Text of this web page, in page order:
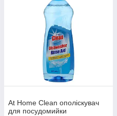
At Home Clean ополіскувач
для посудомийки